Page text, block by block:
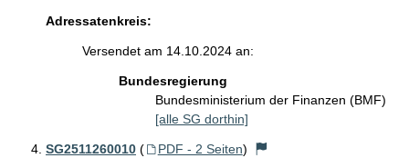
Adressatenkreis:
Versendet am 14.10.2024 an:
Bundesregierung
Bundesministerium der Finanzen (BMF)
[alle SG dorthin]
SG2511260010 ( PDF - 2 Seiten)